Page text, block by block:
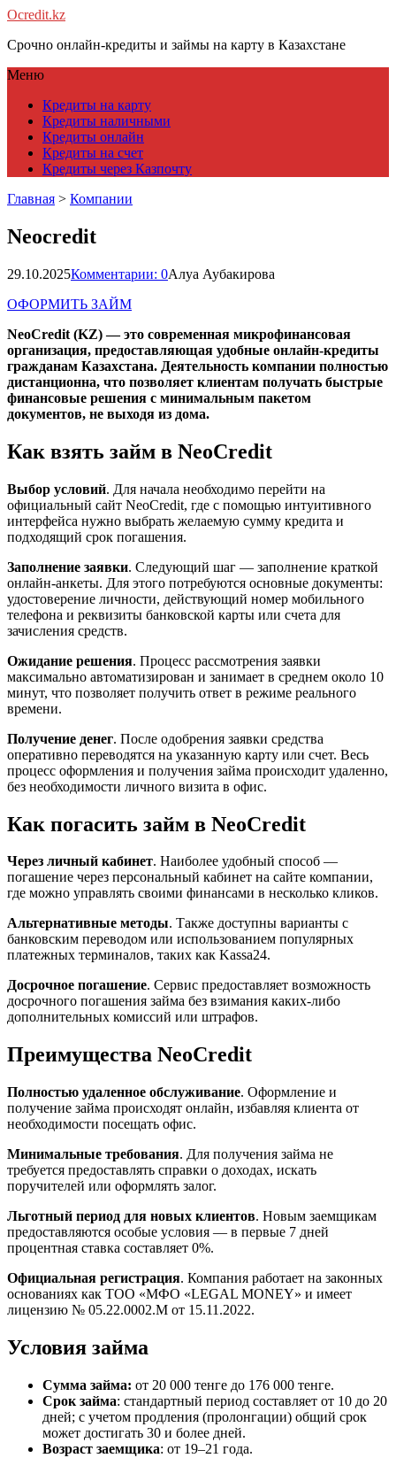
Ocredit.kz
Срочно онлайн-кредиты и займы на карту в Казахстане
Меню
Кредиты на карту
Кредиты наличными
Кредиты онлайн
Кредиты на счет
Кредиты через Казпочту
Главная > Компании
Neocredit
29.10.2025Комментарии: 0Алуа Аубакирова
ОФОРМИТЬ ЗАЙМ
NeoCredit (KZ) — это современная микрофинансовая
организация, предоставляющая удобные онлайн-кредиты
гражданам Казахстана. Деятельность компании полностью
дистанционна, что позволяет клиентам получать быстрые
финансовые решения с минимальным пакетом
документов, не выходя из дома.
Как взять займ в NeoCredit
Выбор условий. Для начала необходимо перейти на
официальный сайт NeoCredit, где с помощью интуитивного
интерфейса нужно выбрать желаемую сумму кредита и
подходящий срок погашения.
Заполнение заявки. Следующий шаг — заполнение краткой
онлайн-анкеты. Для этого потребуются основные документы:
удостоверение личности, действующий номер мобильного
телефона и реквизиты банковской карты или счета для
зачисления средств.
Ожидание решения. Процесс рассмотрения заявки
максимально автоматизирован и занимает в среднем около 10
минут, что позволяет получить ответ в режиме реального
времени.
Получение денег. После одобрения заявки средства
оперативно переводятся на указанную карту или счет. Весь
процесс оформления и получения займа происходит удаленно,
без необходимости личного визита в офис.
Как погасить займ в NeoCredit
Через личный кабинет. Наиболее удобный способ —
погашение через персональный кабинет на сайте компании,
где можно управлять своими финансами в несколько кликов.
Альтернативные методы. Также доступны варианты с
банковским переводом или использованием популярных
платежных терминалов, таких как Kassa24.
Досрочное погашение. Сервис предоставляет возможность
досрочного погашения займа без взимания каких-либо
дополнительных комиссий или штрафов.
Преимущества NeoCredit
Полностью удаленное обслуживание. Оформление и
получение займа происходят онлайн, избавляя клиента от
необходимости посещать офис.
Минимальные требования. Для получения займа не
требуется предоставлять справки о доходах, искать
поручителей или оформлять залог.
Льготный период для новых клиентов. Новым заемщикам
предоставляются особые условия — в первые 7 дней
процентная ставка составляет 0%.
Официальная регистрация. Компания работает на законных
основаниях как ТОО «МФО «LEGAL MONEY» и имеет
лицензию № 05.22.0002.М от 15.11.2022.
Условия займа
Сумма займа: от 20 000 тенге до 176 000 тенге.
Срок займа: стандартный период составляет от 10 до 20
дней; с учетом продления (пролонгации) общий срок
может достигать 30 и более дней.
Возраст заемщика: от 19–21 года.